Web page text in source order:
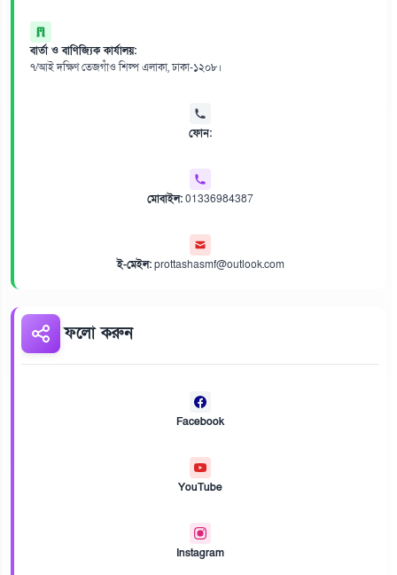
বার্তা ও বাণিজ্যিক কার্যালয়:
৭/আই দক্ষিণ তেজগাঁও শিল্প এলাকা, ঢাকা-১২০৮।
ফোন:
মোবাইল:01336984387
ই-মেইল:prottashasmf@outlook.com
ফলো করুন
Facebook
YouTube
Instagram